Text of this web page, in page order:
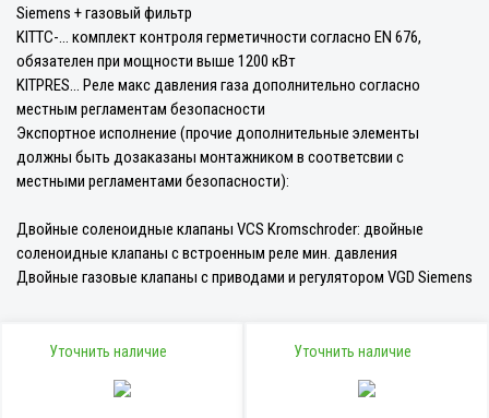
Siemens + газовый фильтр
KITTC-... комплект контроля герметичности согласно EN 676,
обязателен при мощности выше 1200 кВт
KITPRES... Реле макс давления газа дополнительно согласно
местным регламентам безопасности
Экспортное исполнение (прочие дополнительные элементы
должны быть дозаказаны монтажником в соответсвии с
местными регламентами безопасности):
Двойные соленоидные клапаны VCS Kromschroder: двойные
соленоидные клапаны c встроенным реле мин. давления
Двойные газовые клапаны с приводами и регулятором VGD Siemens
Уточнить наличие Уточнить наличие